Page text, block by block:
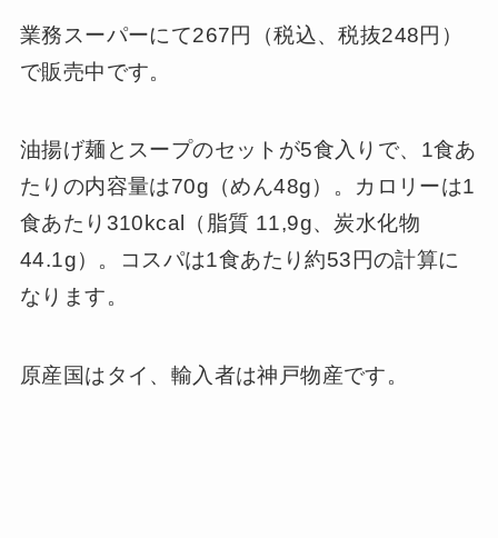
業務スーパーにて267円（税込、税抜248円）
で販売中です。
油揚げ麺とスープのセットが5食入りで、1食あ
たりの内容量は70g（めん48g）。カロリーは1
食あたり310kcal（脂質 11,9g、炭水化物
44.1g）。コスパは1食あたり約53円の計算に
なります。
原産国はタイ、輸入者は神戸物産です。